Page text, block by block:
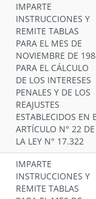
IMPARTE
INSTRUCCIONES Y
REMITE TABLAS
PARA EL MES DE
NOVIEMBRE DE
PARA EL CÁLCULO
DE LOS INTERESES
PENALES Y DE LOS
REAJUSTES
ESTABLECIDOS EN
ARTÍCULO N° 22 DE
LA LEY N° 17.322
IMPARTE
INSTRUCCIONES Y
REMITE TABLAS